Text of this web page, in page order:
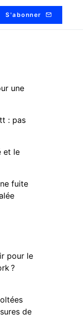
S'abonner
une
: pas
et le
fuite
pour le
?
de